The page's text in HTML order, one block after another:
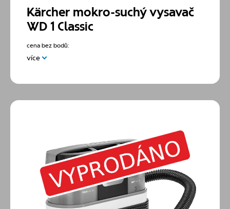
Kärcher mokro-suchý vysavač
WD 1 Classic
cena bez bodů:
více
už se jedná o čistění suché, mokré, jemné nebo hrubé
pěnovým filtrem a netkaným filtračním sáčkem.
Vysavač disponuje praktickou funkcí foukacího
zařízení, která je ideální k čištění míst, kde je vysávání
obtížné. Přístroj také přesvědčí prostorově úsporným
úložným prostorem, uzamykacím systémem Pull &
Push a ergonomicky tvarovanou rukojetí pro snadné
přenášení. Příkon multifunkčního vysavače je 850